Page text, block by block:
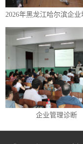
企业管理诊断